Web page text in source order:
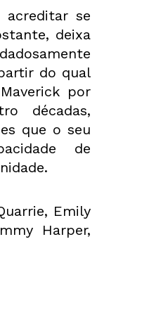
acreditar se
deixa
do qual
por
décadas,
que o seu
de
Emily
Harper,